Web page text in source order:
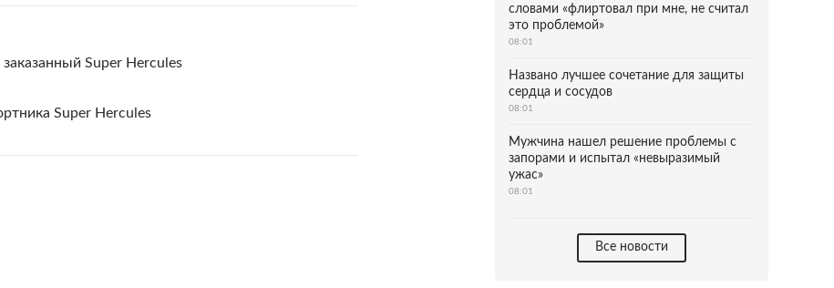
Super Hercules
Super Hercules
словами «флиртовал при мне, не считал
это проблемой»
08:01
Названо лучшее сочетание для защиты
сердца и сосудов
08:01
Мужчина нашел решение проблемы с
запорами и испытал «невыразимый
ужас»
08:01
Все новости